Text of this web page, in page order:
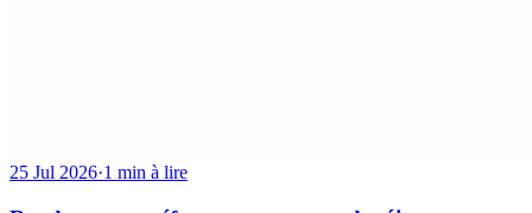
25 Jul 2026·1 min à lire